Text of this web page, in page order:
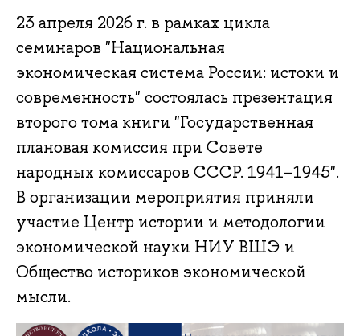
23 апреля 2026 г. в рамках цикла
семинаров "Национальная
экономическая система России: истоки и
современность" состоялась презентация
второго тома книги "Государственная
плановая комиссия при Совете
народных комиссаров СССР. 1941–1945".
В организации мероприятия приняли
участие Центр истории и методологии
экономической науки НИУ ВШЭ и
Общество историков экономической
мысли.